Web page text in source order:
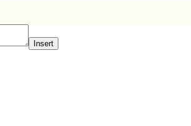
Insert